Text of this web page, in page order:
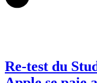
Re-test du